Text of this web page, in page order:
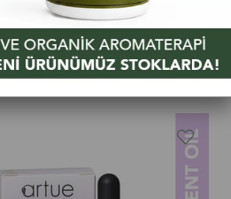
Güneş Serisi
Bronzer Shea Butter (Çatlak
Önleyici )
₺1.650,00